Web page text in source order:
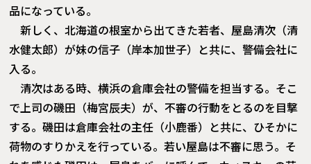
品になっている。
新しく、北海道の根室から出てきた若者、屋島清次（清
水健太郎）が妹の信子（岸本加世子）と共に、警備会社に
入る。
清次はある時、横浜の倉庫会社の警備を担当する。そこ
で上司の磯田（梅宮辰夫）が、不審の行動をとるのを目撃
する。磯田は倉庫会社の主任（小鹿番）と共に、ひそかに
荷物のすりかえを行っている。若い屋島は不審に思う。そ